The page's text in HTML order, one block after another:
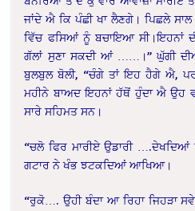
ਜਾਂਦੇ ਐ ਕਿ ਪੰਛੀ ਖਾ ਲੈਣਗੇ। ਪਿਛਲੇ
ਵਿੱਚ ਫਸਿਆਂ ਨੂੰ ਬਚਾਇਆ ਸੀ।ਇਹਨਾਂ
ਗੱਲਾਂ ਸੁਣਾ ਸਕਦੀ ਆਂ ……।” ਘੁੱਗੀ
ਬੁਲਬੁਲ ਬੋਲੀ, “ਚੰਗੇ ਤਾਂ ਇਹ ਹੈਗੇ ਐ,
ਮਹੀਨੇ ਬਾਅਦ ਇਹਨਾਂ ਹੱਥੋਂ ਹੁੰਦਾ ਐ ਉਹ
ਸਾਰੇ ਸਹਿਮਤ ਸਨ।
“ਚਲੋ ਫਿਰ ਮਾਰੀਏ ਉਡਾਰੀ
ਗਟਾਰ ਨੇ ਖੰਭ ਝਟਕਦਿਆਂ ਆਖਿਆ।
“ਰੁਕੋ…. ਉਹੀ ਬੰਦਾ ਆ ਰਿਹਾ ਜਿਹੜਾ